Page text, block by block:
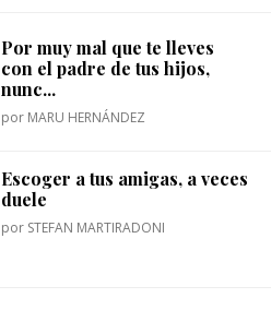
Por muy mal que te lleves
con el padre de tus hijos,
nunc...
por MARU HERNÁNDEZ
Escoger a tus amigas, a veces
duele
por STEFAN MARTIRADONI